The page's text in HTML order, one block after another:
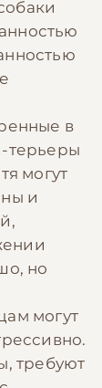
в
терьеры
могут
и
но
могут
требуют